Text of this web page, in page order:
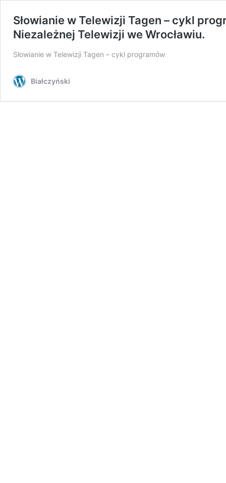
Słowianie w Telewizji Tagen – cykl
Niezależnej Telewizji we Wrocławiu.
Słowianie w Telewizji Tagen – cykl programów
Białczyński